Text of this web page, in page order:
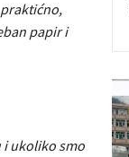
papir i
i ukoliko smo